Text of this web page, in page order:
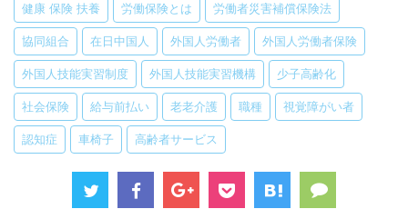
健康 保険 扶養 労働保険とは 労働者災害補償保険法
協同組合 在日中国人 外国人労働者 外国人労働者保険
外国人技能実習制度 外国人技能実習機構 少子高齢化
社会保険 給与前払い 老老介護 職種 視覚障がい者
認知症 車椅子 高齢者サービス